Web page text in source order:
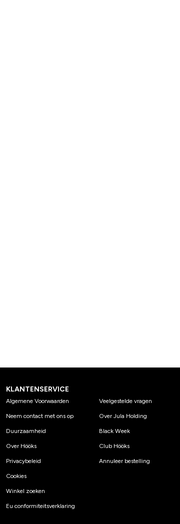
KLANTENSERVICE
Algemene Voorwaarden
Neem contact met ons op
Duurzaamheid
Over Hööks
Privacybeleid
Cookies
Winkel zoeken
Eu conformiteitsverklaring
Veelgestelde vragen
Over Jula Holding
Black Week
Club Hööks
Annuleer bestelling